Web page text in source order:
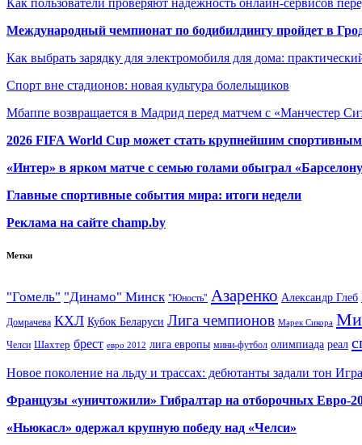
Международный чемпионат по бодибилдингу пройдет в
Как выбрать зарядку для электромобиля для дома:
Спорт вне стадионов: новая культура болельщиков
Мбаппе возвращается в Мадрид перед матчем с «Манчестер
2026 FIFA World Cup может стать крупнейшим
«Интер» в ярком матче с семью голами обыграл
Главные спортивные события мира: итоги недели
Реклама на сайте champ.by
Метки
"Гомель" "Динамо" Минск "Юность" Азаренко Александр Глеб
Домрачева КХЛ Кубок Беларуси Лига чемпионов Марек Сикора
Челси Шахтер брест евро 2012 лига европы мини-футбол олимпиада реал
Новое поколение на льду и трассах: дебютанты задали тон
Французы «уничтожили» Гибралтар на отборочных Евро-
«Ньюкасл» одержал крупную победу над «Челси»